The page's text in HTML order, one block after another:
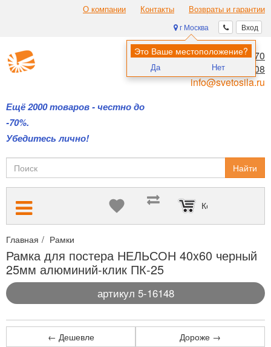
О компании Контакты Возвраты и гарантии
Вход
г Москва
Это Ваше местоположение?
Да Нет
Ещё 2000 товаров - честно до
-70%.
Убедитесь лично!
8 (495) 970-00-70
8 (800) 700-11-08
info@svetosila.ru
Найти
Корзина пуста
Главная Рамки
Рамка для постера НЕЛЬСОН 40x60 черный
25мм алюминий-клик ПК-25
артикул 5-16148
← Дешевле Дороже →